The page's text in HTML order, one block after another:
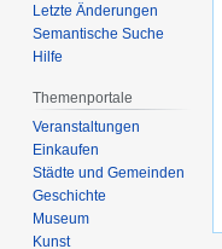
Letzte Änderungen
Semantische Suche
Hilfe
Themenportale
Veranstaltungen
Einkaufen
Städte und Gemeinden
Geschichte
Museum
Kunst